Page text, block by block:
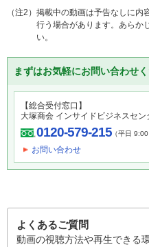
（注2）掲載中の動画は予告なしに内
行う場合があります。あらか
い。
まずはお気軽にお問い合わせく
【総合受付窓口】
大塚商会 インサイドビジネスセン
0120-579-215（平日 9:00
お問い合わせ
よくあるご質問
動画の視聴方法や再生できる